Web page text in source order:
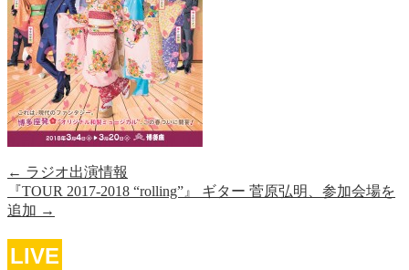
← ラジオ出演情報
『TOUR 2017-2018 “rolling”』 ギター 菅原弘明、参加会場を
追加 →
LIVE